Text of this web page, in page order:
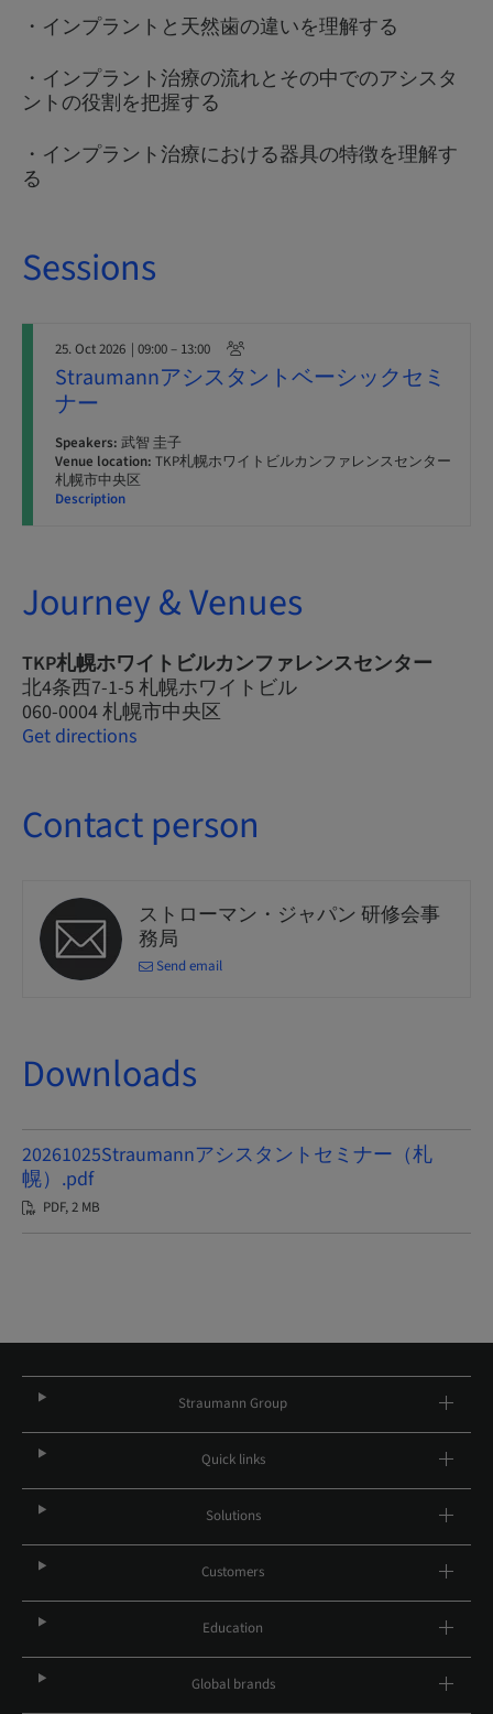
・インプラントと天然歯の違いを理解する
・インプラント治療の流れとその中でのアシスタ
ントの役割を把握する
・インプラント治療における器具の特徴を理解す
る
Sessions
25. Oct 2026 | 09:00 – 13:00
Straumannアシスタントベーシックセミ
ナー
Speakers: 武智 圭子
Venue location: TKP札幌ホワイトビルカンファレンスセンター
札幌市中央区
Description
Journey & Venues
TKP札幌ホワイトビルカンファレンスセンター
北4条西7-1-5 札幌ホワイトビル
060-0004 札幌市中央区
Get directions
Contact person
ストローマン・ジャパン 研修会事
務局
Send email
Downloads
20261025Straumannアシスタントセミナー（札
幌）.pdf
PDF, 2 MB
Straumann Group
Quick links
Solutions
Customers
Education
Global brands